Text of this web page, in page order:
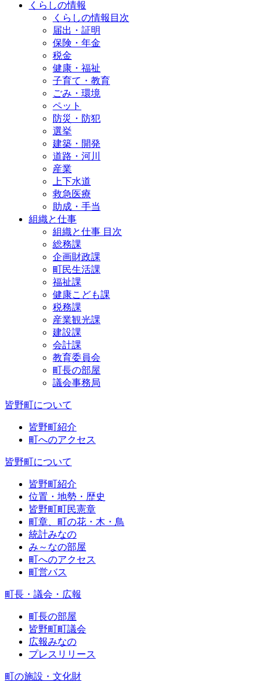
くらしの情報
くらしの情報目次
届出・証明
保険・年金
税金
健康・福祉
子育て・教育
ごみ・環境
ペット
防災・防犯
選挙
建築・開発
道路・河川
産業
上下水道
救急医療
助成・手当
組織と仕事
組織と仕事 目次
総務課
企画財政課
町民生活課
福祉課
健康こども課
税務課
産業観光課
建設課
会計課
教育委員会
町長の部屋
議会事務局
皆野町について
皆野町紹介
町へのアクセス
皆野町について
皆野町紹介
位置・地勢・歴史
皆野町町民憲章
町章、町の花・木・鳥
統計みなの
み～なの部屋
町へのアクセス
町営バス
町長・議会・広報
町長の部屋
皆野町町議会
広報みなの
プレスリリース
町の施設・文化財